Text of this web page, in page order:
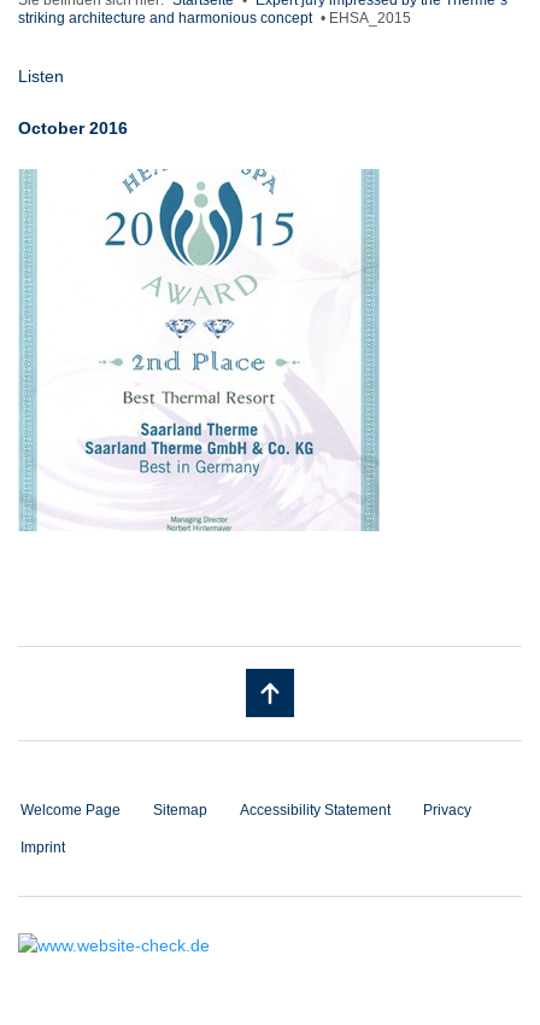
striking architecture and harmonious concept • EHSA_2015
Listen
October 2016
Welcome Page Sitemap Accessibility Statement Privacy
Imprint